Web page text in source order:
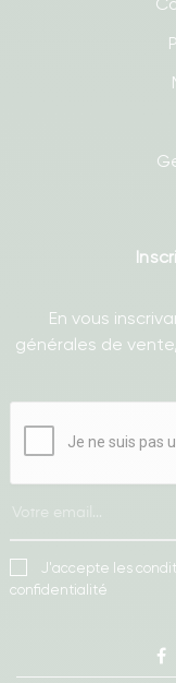
En vous
générales de
J'accepte les
confidentialité